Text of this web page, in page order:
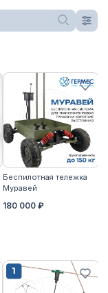
Беспилотная тележка
Муравей
180 000 ₽